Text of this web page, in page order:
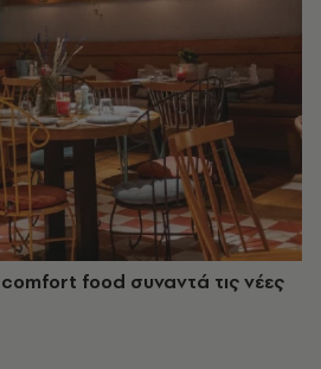
food συναντά τις νέες